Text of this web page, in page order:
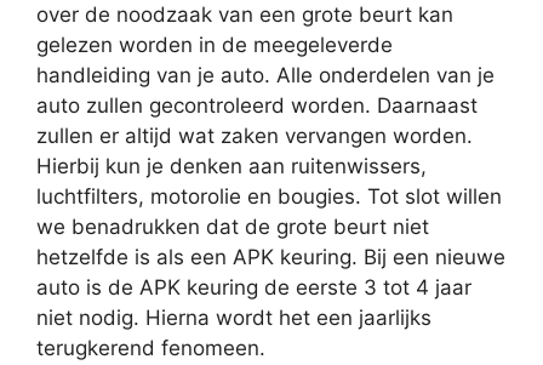
over de noodzaak van een grote beurt kan
gelezen worden in de meegeleverde
handleiding van je auto. Alle onderdelen van je
auto zullen gecontroleerd worden. Daarnaast
zullen er altijd wat zaken vervangen worden.
Hierbij kun je denken aan ruitenwissers,
luchtfilters, motorolie en bougies. Tot slot willen
we benadrukken dat de grote beurt niet
hetzelfde is als een APK keuring. Bij een nieuwe
auto is de APK keuring de eerste 3 tot 4 jaar
niet nodig. Hierna wordt het een jaarlijks
terugkerend fenomeen.